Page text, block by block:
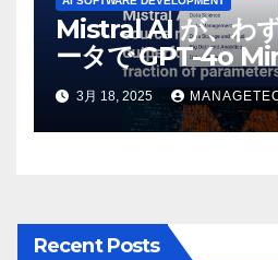
Mistral AI が、わ
ータで GPT-4o
しいオープンソー
リース |
3月 18, 2025
Recent Posts